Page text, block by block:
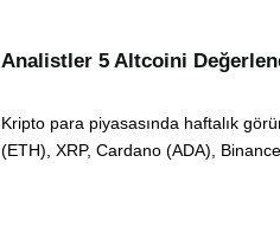
Analistler 5 Altcoini
Kripto para piyasasında haftalık
(ETH), XRP, Cardano (ADA), Binance